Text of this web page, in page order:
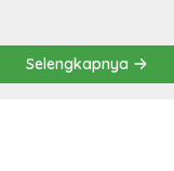
Pendidikan
Selengkapnya